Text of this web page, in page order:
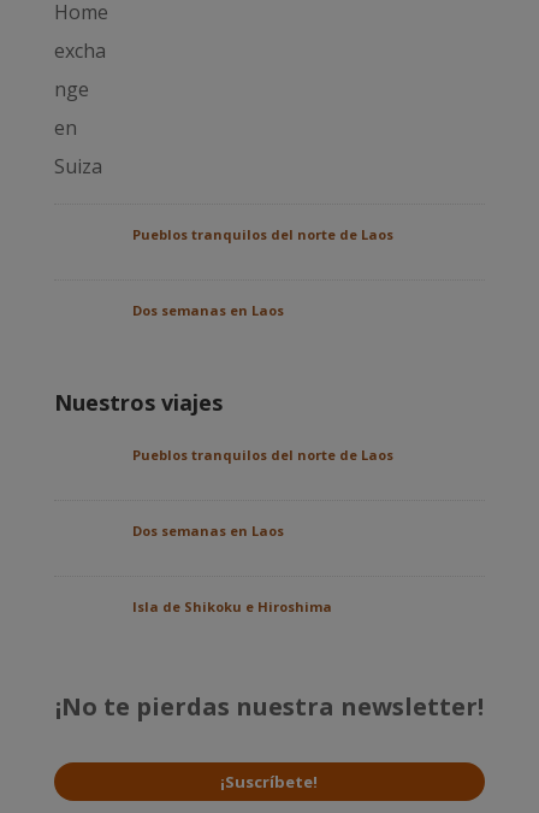
Pueblos tranquilos del norte de Laos
Dos semanas en Laos
Nuestros viajes
Pueblos tranquilos del norte de Laos
Dos semanas en Laos
Isla de Shikoku e Hiroshima
¡No te pierdas nuestra newsletter!
¡Suscríbete!